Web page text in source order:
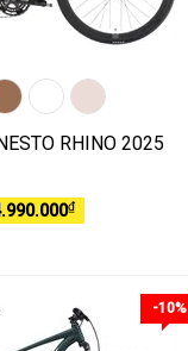
RHINO 2025
₫
-10%